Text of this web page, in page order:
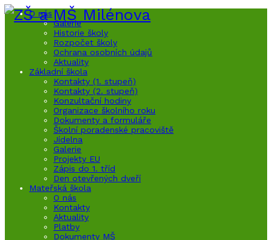
O nás
Galerie
Historie školy
Rozpočet školy
Ochrana osobních údajů
Aktuality
Základní škola
Kontakty (1. stupeň)
Kontakty (2. stupeň)
Konzultační hodiny
Organizace školního roku
Dokumenty a formuláře
Školní poradenské pracoviště
Jídelna
Galerie
Projekty EU
Zápis do 1. tříd
Den otevřených dveří
Mateřská škola
O nás
Kontakty
Aktuality
Platby
Dokumenty MŠ